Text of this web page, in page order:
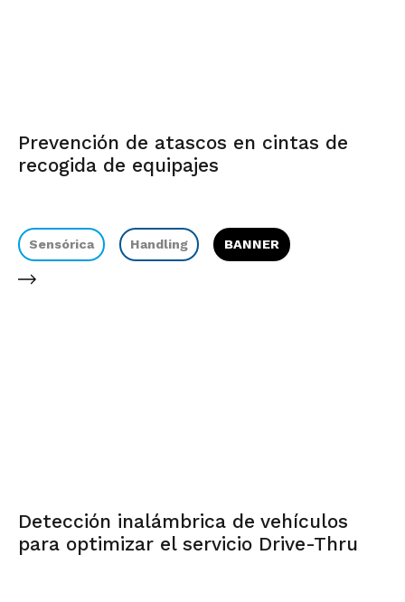
Prevención de atascos en cintas de
recogida de equipajes
Sensórica Handling BANNER
Detección inalámbrica de vehículos
para optimizar el servicio Drive-Thru